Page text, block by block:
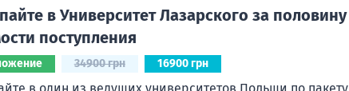
в Университет Лазарского за половину
поступления
34900 грн 16900 грн
в один из ведущих университетов Польши по пакету